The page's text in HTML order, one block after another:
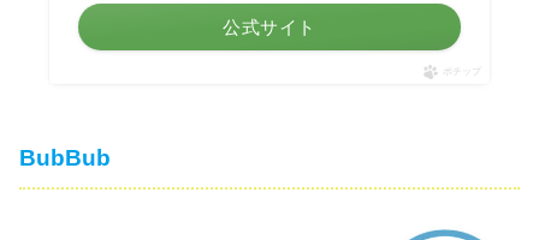
公式サイト
ポチップ
BubBub